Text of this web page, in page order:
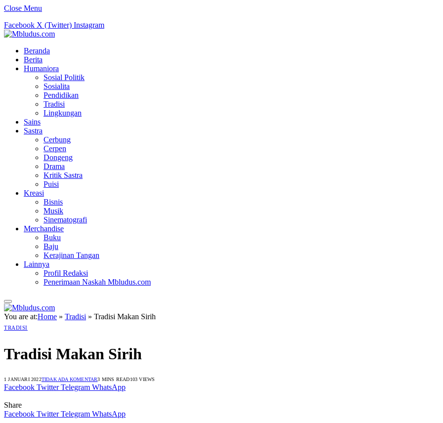
Close Menu
Facebook X (Twitter) Instagram
Beranda
Berita
Humaniora
Sosial Politik
Sosialita
Pendidikan
Tradisi
Lingkungan
Sains
Sastra
Cerbung
Cerpen
Dongeng
Drama
Kritik Sastra
Puisi
Kreasi
Bisnis
Musik
Sinematografi
Merchandise
Buku
Baju
Kerajinan Tangan
Lainnya
Profil Redaksi
Penerimaan Naskah Mbludus.com
You are at:Home » Tradisi » Tradisi Makan Sirih
TRADISI
Tradisi Makan Sirih
1 JANUARI 2022TIDAK ADA KOMENTAR3 MINS READ103VIEWS
Facebook Twitter Telegram WhatsApp
Share
Facebook Twitter Telegram WhatsApp